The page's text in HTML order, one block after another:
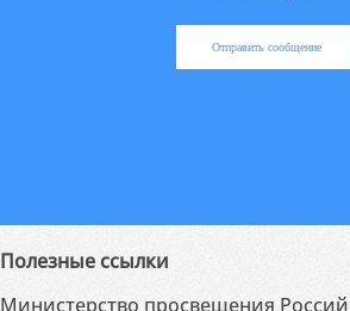
Отправить сообщение
Полезные ссылки
Министерство просвещения